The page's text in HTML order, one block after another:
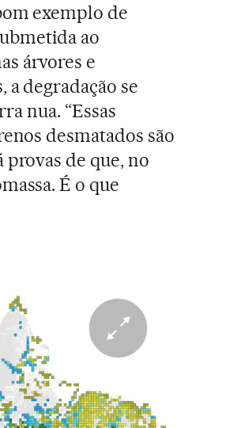
exemplo de
ao
árvores e
a degradação se
nua. “Essas
desmatados são
de que, no
É o que